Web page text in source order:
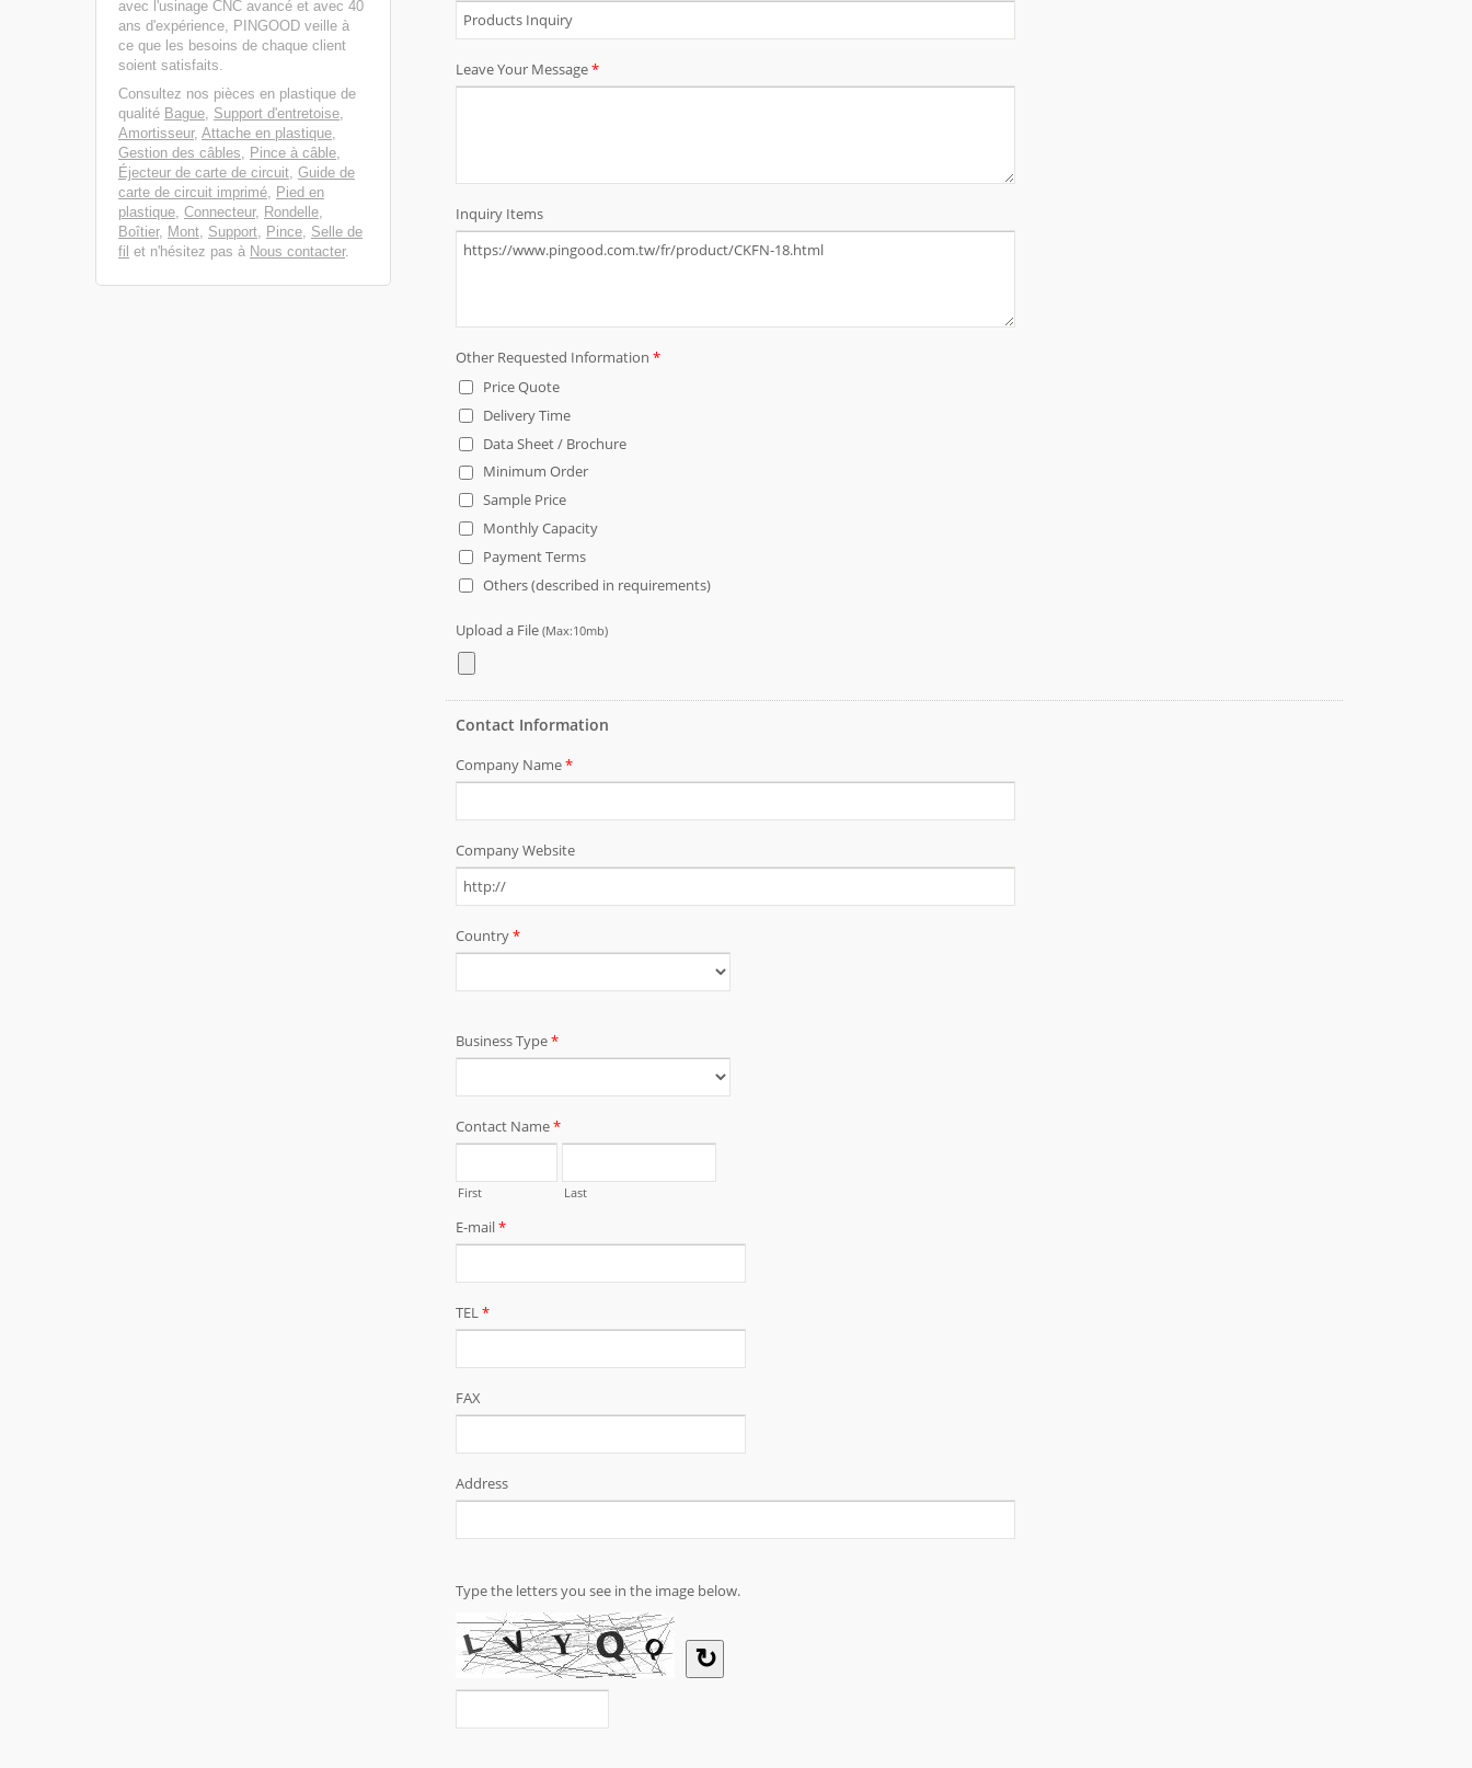
avec l'usinage CNC avancé et avec 40
ans d'expérience, PINGOOD veille à
ce que les besoins de chaque client
soient satisfaits.
Consultez nos pièces en plastique de
qualité Bague, Support d'entretoise,
Amortisseur, Attache en plastique,
Gestion des câbles, Pince à câble,
Éjecteur de carte de circuit, Guide de
carte de circuit imprimé, Pied en
plastique, Connecteur, Rondelle,
Boîtier, Mont, Support, Pince, Selle de
fil et n'hésitez pas à Nous contacter.